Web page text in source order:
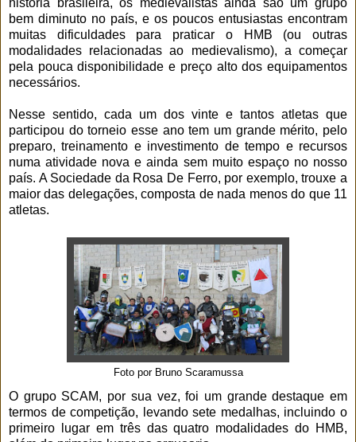
história brasileira, os medievalistas ainda são um grupo
bem diminuto no país, e os poucos entusiastas encontram
muitas dificuldades para praticar o HMB (ou outras
modalidades relacionadas ao medievalismo), a começar
pela pouca disponibilidade e preço alto dos equipamentos
necessários.
Nesse sentido, cada um dos vinte e tantos atletas que
participou do torneio esse ano tem um grande mérito, pelo
preparo, treinamento e investimento de tempo e recursos
numa atividade nova e ainda sem muito espaço no nosso
país. A Sociedade da Rosa De Ferro, por exemplo, trouxe a
maior das delegações, composta de nada menos do que 11
atletas.
Foto por Bruno Scaramussa
O grupo SCAM, por sua vez, foi um grande destaque em
termos de competição, levando sete medalhas, incluindo o
primeiro lugar em três das quatro modalidades do HMB,